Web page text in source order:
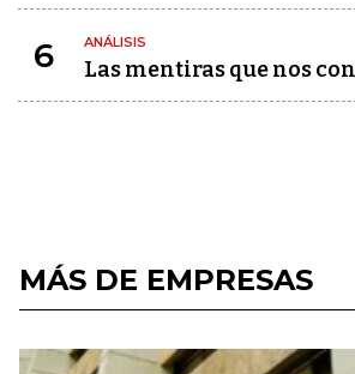
6 ANÁLISIS
Las mentiras que nos
MÁS DE EMPRESAS